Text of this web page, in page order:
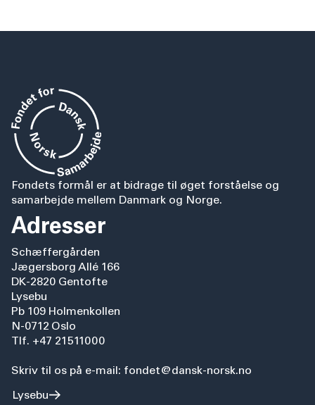
Fondets formål er at bidrage til øget forståelse og
samarbejde mellem Danmark og Norge.
Adresser
Schæffergården
Jægersborg Allé 166
DK-2820 Gentofte
Lysebu
Pb 109 Holmenkollen
N-0712 Oslo
Tlf. +47 21511000
Skriv til os på e-mail: fondet@dansk-norsk.no
Lysebu